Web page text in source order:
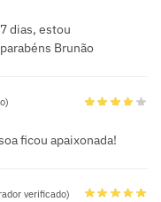
dias, estou
Brunão
ficou apaixonada!
verificado)